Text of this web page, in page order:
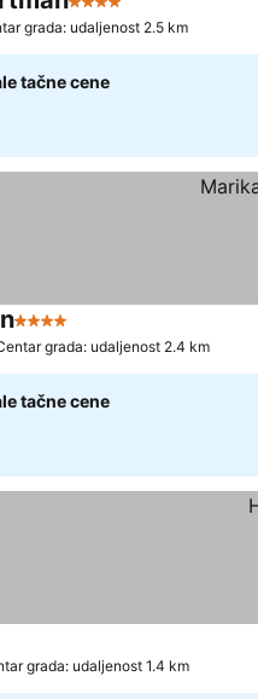
4 Zvezdice
grada: udaljenost 2.5 km
tačne cene
4 Zvezdice
grada: udaljenost 2.4 km
tačne cene
cene
grada: udaljenost 1.4 km